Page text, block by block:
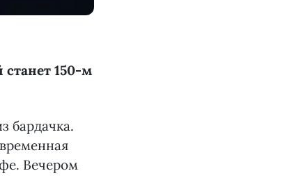
станет 150-м
бардачка.
Вечером